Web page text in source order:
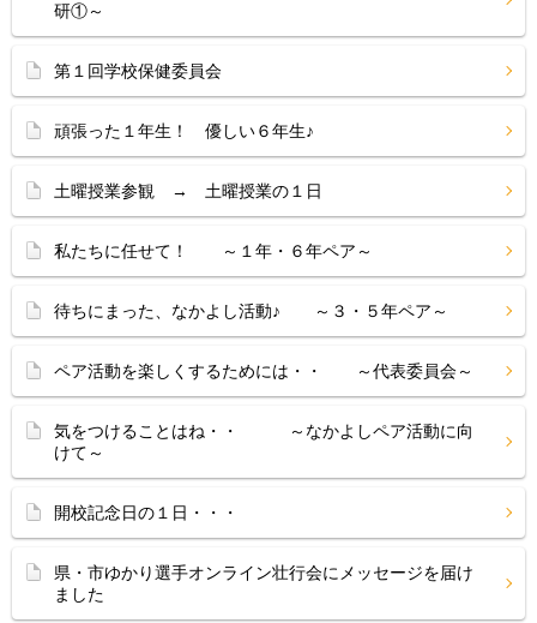
研①～
第１回学校保健委員会
頑張った１年生！ 優しい６年生♪
土曜授業参観 → 土曜授業の１日
私たちに任せて！ ～１年・６年ペア～
待ちにまった、なかよし活動♪ ～３・５年ペア～
ペア活動を楽しくするためには・・ ～代表委員会～
気をつけることはね・・ ～なかよしペア活動に向
けて～
開校記念日の１日・・・
県・市ゆかり選手オンライン壮行会にメッセージを届け
ました